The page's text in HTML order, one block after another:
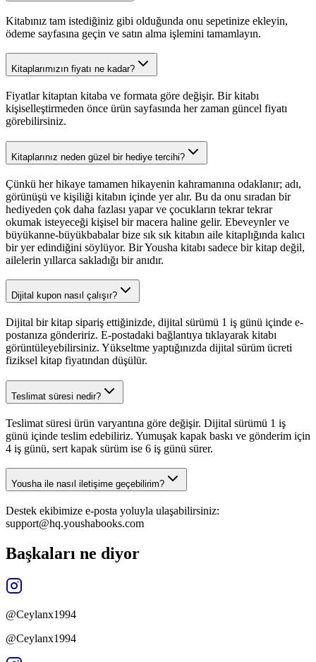
Kitabınız tam istediğiniz gibi olduğunda onu sepetinize ekleyin,
ödeme sayfasına geçin ve satın alma işlemini tamamlayın.
Kitaplarımızın fiyatı ne kadar?
Fiyatlar kitaptan kitaba ve formata göre değişir. Bir kitabı
kişiselleştirmeden önce ürün sayfasında her zaman güncel fiyatı
görebilirsiniz.
Kitaplarınız neden güzel bir hediye tercihi?
Çünkü her hikaye tamamen hikayenin kahramanına odaklanır; adı,
görünüşü ve kişiliği kitabın içinde yer alır. Bu da onu sıradan bir
hediyeden çok daha fazlası yapar ve çocukların tekrar tekrar
okumak isteyeceği kişisel bir macera haline gelir. Ebeveynler ve
büyükanne-büyükbabalar bize sık sık kitabın aile kitaplığında kalıcı
bir yer edindiğini söylüyor. Bir Yousha kitabı sadece bir kitap değil,
ailelerin yıllarca sakladığı bir anıdır.
Dijital kupon nasıl çalışır?
Dijital bir kitap sipariş ettiğinizde, dijital sürümü 1 iş günü içinde e-
postanıza göndeririz. E-postadaki bağlantıya tıklayarak kitabı
görüntüleyebilirsiniz. Yükseltme yaptığınızda dijital sürüm ücreti
fiziksel kitap fiyatından düşülür.
Teslimat süresi nedir?
Teslimat süresi ürün varyantına göre değişir. Dijital sürümü 1 iş
günü içinde teslim edebiliriz. Yumuşak kapak baskı ve gönderim için
4 iş günü, sert kapak sürüm ise 6 iş günü sürer.
Yousha ile nasıl iletişime geçebilirim?
Destek ekibimize e-posta yoluyla ulaşabilirsiniz:
support@hq.youshabooks.com
Başkaları ne diyor
@Ceylanx1994
@Ceylanx1994